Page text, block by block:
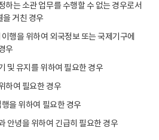
하는 소관 업무를 수행할 수 없는 경우로서
거친 경우
행을 위하여 외국정보 또는 국제기구에
우
및 유지를 위하여 필요한 경우
하여 필요한 경우
을 위하여 필요한 경우
안녕을 위하여 긴급히 필요한 경우